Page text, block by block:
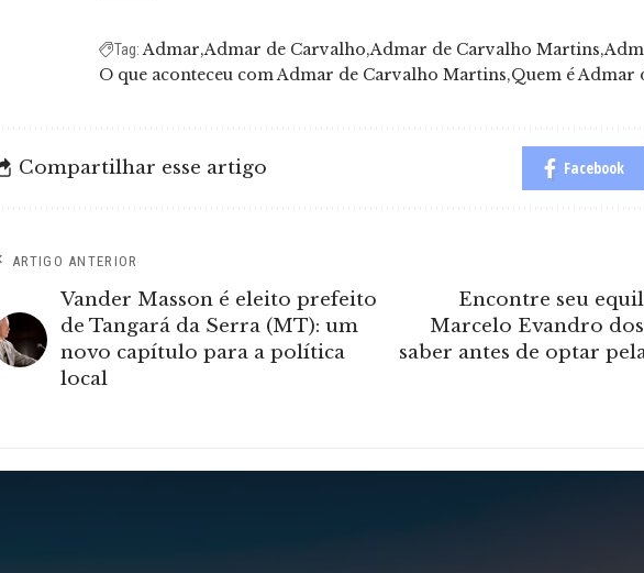
Tag: Admar Admar de Carvalho Admar de Carvalho Martins
O que aconteceu com Admar de Carvalho Martins Quem é Admar
Compartilhar esse artigo Facebook
ARTIGO ANTERIOR
Vander Masson é eleito prefeito
de Tangará da Serra (MT): um
novo capítulo para a política
local
Encontre seu
Marcelo Evandro
saber antes de optar